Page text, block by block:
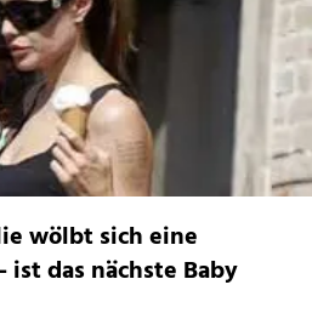
wölbt sich eine
das nächste Baby